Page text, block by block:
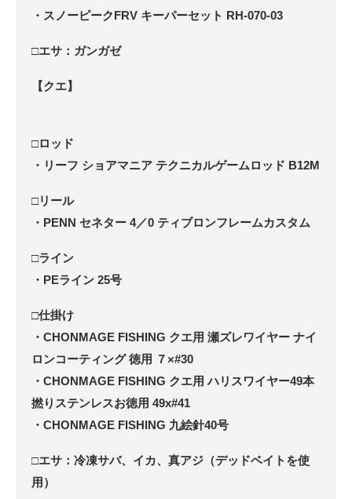
・スノーピークFRV キーパーセット RH-070-03
□エサ：ガンガゼ
【クエ】
□ロッド
・リーフ ショアマニア テクニカルゲームロッド B12M
□リール
・PENN セネター 4／0 ティブロンフレームカスタム
□ライン
・PEライン 25号
□仕掛け
・CHONMAGE FISHING クエ用 瀬ズレワイヤー ナイ
ロンコーティング 徳用 ７×#30
・CHONMAGE FISHING クエ用 ハリスワイヤー49本
撚りステンレスお徳用 49x#41
・CHONMAGE FISHING 九絵針40号
□エサ：冷凍サバ、イカ、真アジ（デッドベイトを使
用）